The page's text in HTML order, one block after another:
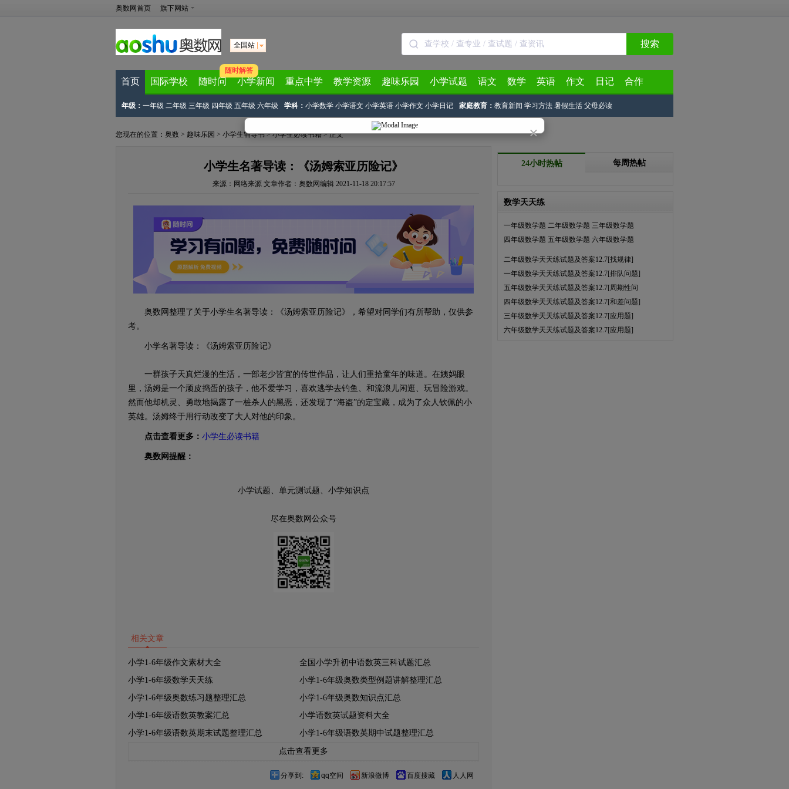
×
奥数网首页 旗下网站
全国站 搜索
首页 国际学校 随时问
随时解答
小学新闻 重点中学 教学资源 趣味乐园 小学试题 语文 数学 英语 作文 日记 合作
年级： 一年级 二年级 三年级 四年级 五年级 六年级 学科： 小学数学 小学语文 小学英语 小学作文 小学日记 家庭教育： 教育新闻 学习方法 暑假生活 父母必读
您现在的位置： 奥数 > 趣味乐园 > 小学生辅导书>小学生必读书籍> 正文
小学生名著导读：《汤姆索亚历险记》
来源： 网络来源文章作者：奥数网编辑 2021-11-18 20:17:57
奥数网整理了关于小学生名著导读：《汤姆索亚历险记》，希望对同学们有所帮助，仅供参
考。
小学名著导读：《汤姆索亚历险记》
一群孩子天真烂漫的生活，一部老少皆宜的传世作品，让人们重拾童年的味道。在姨妈眼
里，汤姆是一个顽皮捣蛋的孩子，他不爱学习，喜欢逃学去钓鱼、和流浪儿闲逛、玩冒险游戏。
然而他却机灵、勇敢地揭露了一桩杀人的黑恶，还发现了“海盗”的定宝藏，成为了众人钦佩的小
英雄。汤姆终于用行动改变了大人对他的印象。
点击查看更多： 小学生必读书籍
奥数网提醒：
小学试题、单元测试题、小学知识点
尽在奥数网公众号
相关文章
小学1-6年级作文素材大全
全国小学升初中语数英三科试题汇总
小学1-6年级数学天天练
小学1-6年级奥数类型例题讲解整理汇总
小学1-6年级奥数练习题整理汇总
小学1-6年级奥数知识点汇总
小学1-6年级语数英教案汇总
小学语数英试题资料大全
小学1-6年级语数英期末试题整理汇总
小学1-6年级语数英期中试题整理汇总
点击查看更多
分享到: qq空间 新浪微博 百度搜藏 人人网
24小时热帖 每周热帖
数学天天练
一年级数学题 二年级数学题 三年级数学题
四年级数学题 五年级数学题 六年级数学题
二年级数学天天练试题及答案12.7[找规律]
一年级数学天天练试题及答案12.7[排队问题]
五年级数学天天练试题及答案12.7[周期性问
四年级数学天天练试题及答案12.7[和差问题]
三年级数学天天练试题及答案12.7[应用题]
六年级数学天天练试题及答案12.7[应用题]